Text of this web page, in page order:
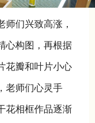
师们兴致高涨，
心构图，再根据
花瓣和叶片小心
老师们心灵手
花相框作品逐渐